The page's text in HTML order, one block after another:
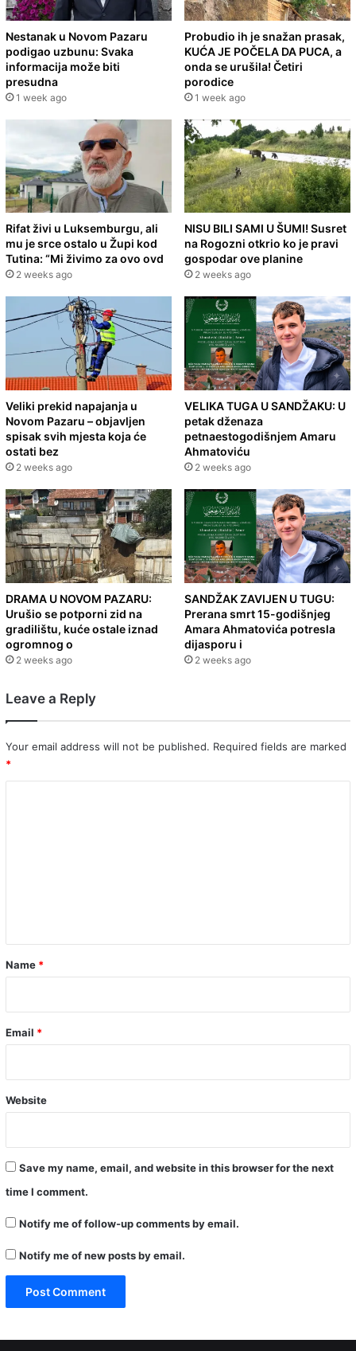
Nestanak u Novom Pazaru
podigao uzbunu: Svaka
informacija može biti
presudna
1 week ago
Probudio ih je snažan prasak,
KUĆA JE POČELA DA PUCA, a
onda se urušila! Četiri
porodice
1 week ago
Rifat živi u Luksemburgu, ali
mu je srce ostalo u Župi kod
Tutina: “Mi živimo za ovo ovd
2 weeks ago
NISU BILI SAMI U ŠUMI! Susret
na Rogozni otkrio ko je pravi
gospodar ove planine
2 weeks ago
Veliki prekid napajanja u
Novom Pazaru – objavljen
spisak svih mjesta koja će
ostati bez
2 weeks ago
VELIKA TUGA U SANDŽAKU: U
petak dženaza
petnaestogodišnjem Amaru
Ahmatoviću
2 weeks ago
DRAMA U NOVOM PAZARU:
Urušio se potporni zid na
gradilištu, kuće ostale iznad
ogromnog o
2 weeks ago
SANDŽAK ZAVIJEN U TUGU:
Prerana smrt 15-godišnjeg
Amara Ahmatovića potresla
dijasporu i
2 weeks ago
Leave a Reply
Your email address will not be published. Required fields are marked
*
*
Name *
Email *
Website
Save my name, email, and website in this browser for the next
time I comment.
Notify me of follow-up comments by email.
Notify me of new posts by email.